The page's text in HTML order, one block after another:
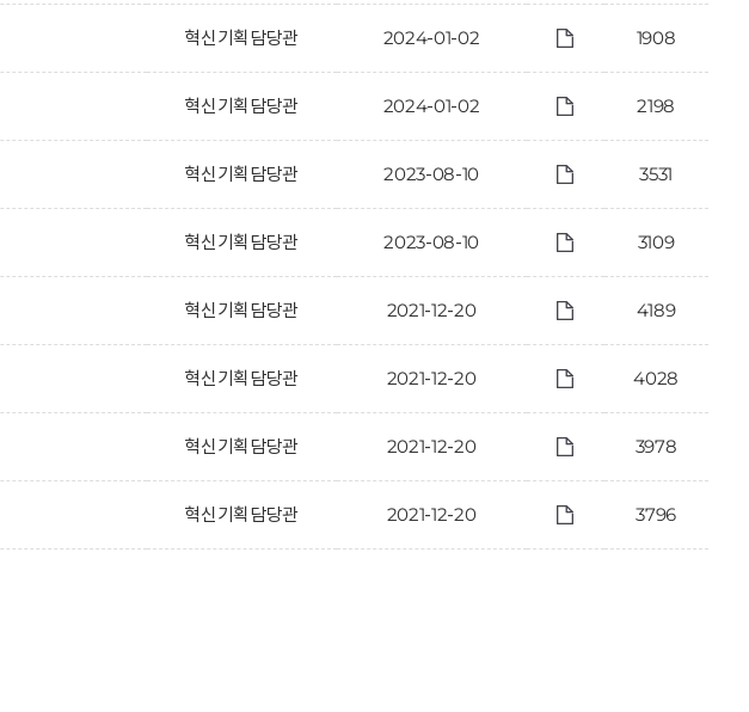
혁신기획담당관 2024-01-02 1908
혁신기획담당관 2024-01-02 2198
혁신기획담당관 2023-08-10 3531
혁신기획담당관 2023-08-10 3109
혁신기획담당관 2021-12-20 4189
혁신기획담당관 2021-12-20 4028
혁신기획담당관 2021-12-20 3978
혁신기획담당관 2021-12-20 3796